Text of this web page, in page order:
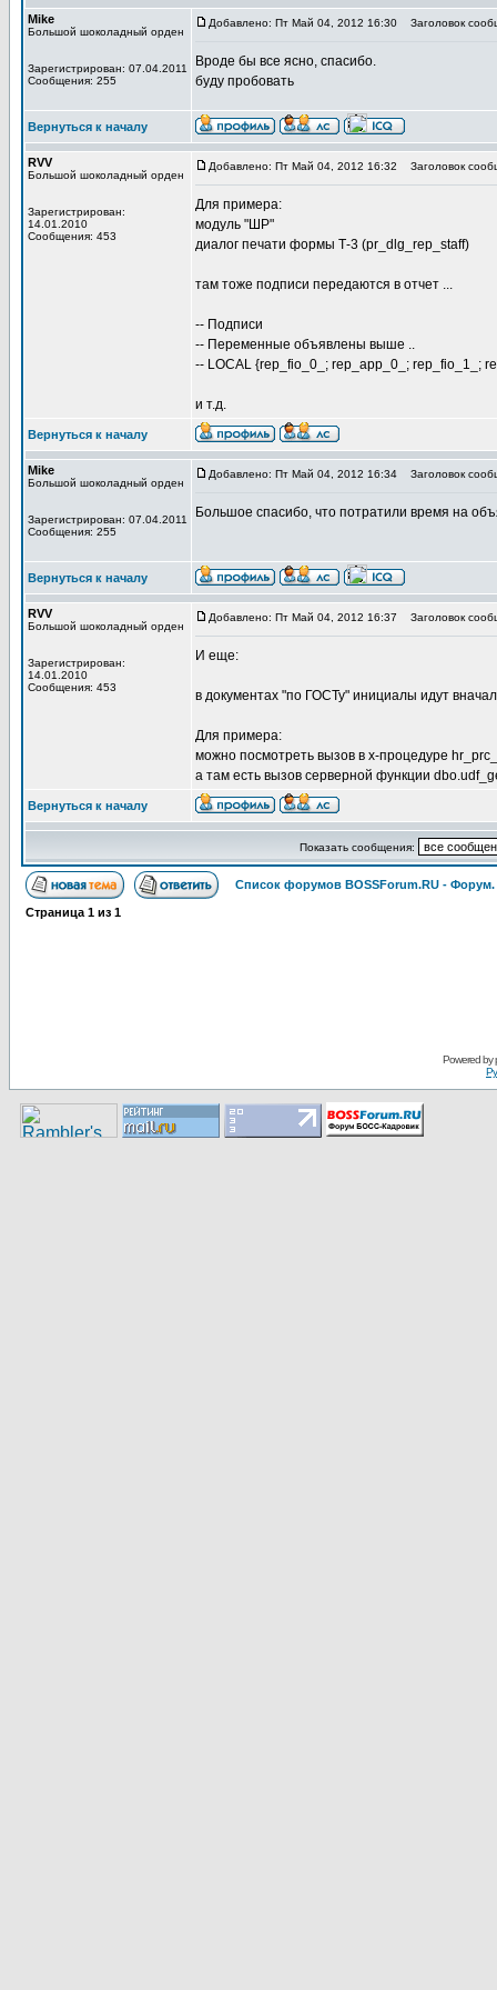
Mike
Большой шоколадный орден
Зарегистрирован: 07.04.2011
Сообщения: 255
Добавлено: Пт Май 04, 2012 16:30 Заголовок
Вроде бы все ясно, спасибо.
буду пробовать
Вернуться к началу
RVV
Большой шоколадный орден
Зарегистрирован:
14.01.2010
Сообщения: 453
Добавлено: Пт Май 04, 2012 16:32 Заголовок
Для примера:
модуль "ШР"
диалог печати формы Т-3 (pr_dlg_rep_staff)
там тоже подписи передаются в отчет ...
-- Подписи
-- Переменные объявлены выше ..
-- LOCAL {rep_fio_0_; rep_app_0_; rep_fio_1_;
и т.д.
Вернуться к началу
Mike
Большой шоколадный орден
Зарегистрирован: 07.04.2011
Сообщения: 255
Добавлено: Пт Май 04, 2012 16:34 Заголовок
Большое спасибо, что потратили время на
Вернуться к началу
RVV
Большой шоколадный орден
Зарегистрирован:
14.01.2010
Сообщения: 453
Добавлено: Пт Май 04, 2012 16:37 Заголовок
И еще:
в документах "по ГОСТу" инициалы идут
Для примера:
можно посмотреть вызов в х-процедуре
а там есть вызов серверной функции
Вернуться к началу
Показать сообщения:
Список форумов BOSSForum.RU -
Страница 1 из 1
Pоwerеd by